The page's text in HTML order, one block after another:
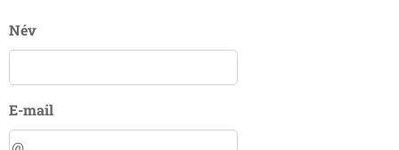
Név
E-mail